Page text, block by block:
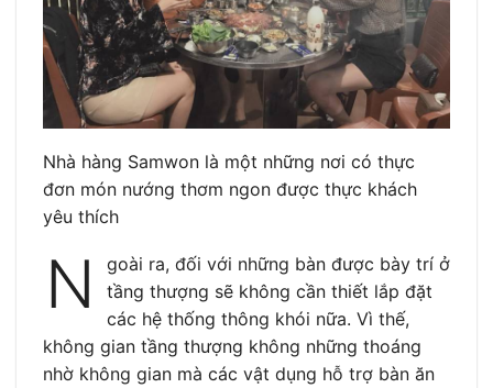
Nhà hàng Samwon là một những nơi có thực
đơn món nướng thơm ngon được thực khách
yêu thích
N
goài ra, đối với những bàn được bày trí ở
tầng thượng sẽ không cần thiết lắp đặt
các hệ thống thông khói nữa. Vì thế,
không gian tầng thượng không những thoáng
nhờ không gian mà các vật dụng hỗ trợ bàn ăn